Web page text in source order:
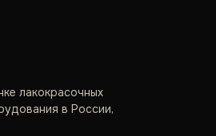
лакокрасочных
в России,